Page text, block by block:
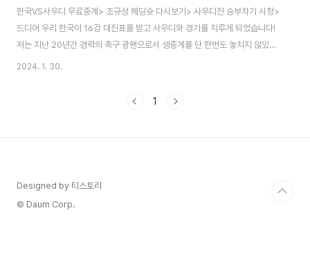
한국VS사우디 무료중계> 조규성 헤딩슛 다시보기> 사우디전 승부차기 시청>
드디어 우리 한국이 16강 대진표를 받고 사우디와 경기를 치루게 되었습니다!
저는 지난 20년간 경력의 축구 광팬으로서 생중계를 단 한번도 놓치지 않았는
데요. 여기 저기 헤매서 시간낭비 하지마시고, 한번에 축구 중계를 한방에 보실
도 있으니, 아시안컵 한국 16강 축구 경기를 무료로 바로 보고싶은 분들은 바로
2024. 1. 30.
1
Designed by 티스토리
© Daum Corp.